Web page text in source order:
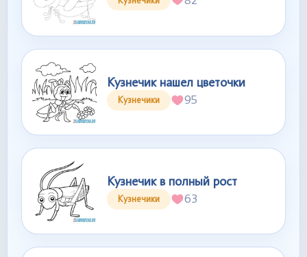
Кузнечик нашел цветочки
Кузнечики 95
Кузнечик в полный рост
Кузнечики 63